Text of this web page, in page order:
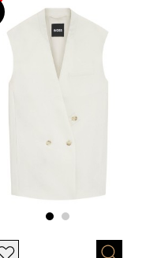
Lista želja Brzi